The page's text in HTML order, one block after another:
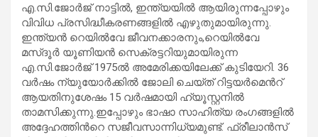
എ.സി.ജോർജ് നാട്ടിൽ, ഇന്ത്യയിൽ ആയിരുന്നപ്പോഴും
വിവിധ പ്രസിദ്ധീകരണങ്ങളിൽ എഴുതുമായിരുന്നു.
ഇന്ത്യൻ റെയിൽവേ ജീവനക്കാരനും,റെയിൽവേ
മസ്ദൂർ യൂണിയൻ സെക്രട്ടറിയുമായിരുന്ന
എ.സി.ജോർജ് 1975ൽ അമേരിക്കയിലേക്ക് കുടിയേറി. 36
വർഷം ന്യുയോർക്കിൽ ജോലി ചെയ്ത് റിട്ടയർമെൻറ്
ആയതിനുശേഷം 15 വർഷമായി ഹ്യൂസ്റ്റനിൽ
താമസിക്കുന്നു.ഇപ്പോഴും ഭാഷാ സാഹിത്യ രംഗങ്ങളിൽ
അദ്ദേഹത്തിൻറെ സജീവസാന്നിധ്യമുണ്ട്. ഫ്രീലാൻസ്